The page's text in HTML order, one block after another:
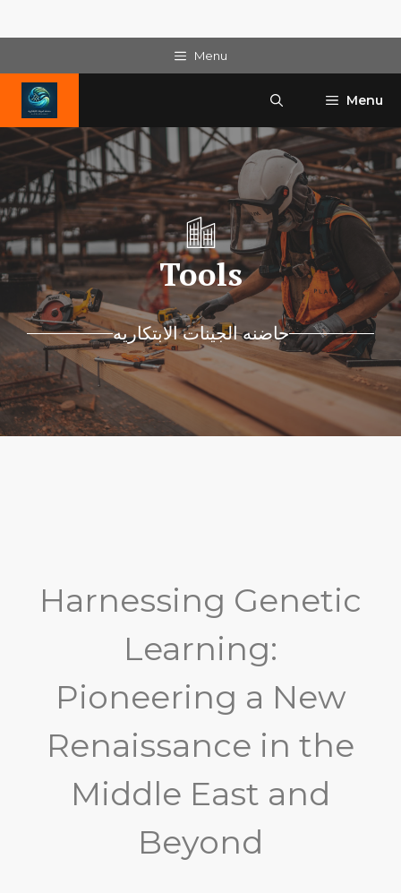
content
Menu
Menu
Tools
حاضنه الجينات الابتكاريه
Harnessing Genetic
Learning:
Pioneering a New
Renaissance in the
Middle East and
Beyond